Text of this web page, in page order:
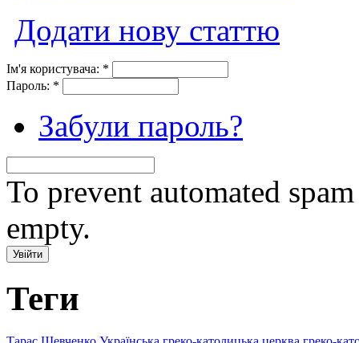
Додати нову статтю
Ім'я користувача: *
Пароль: *
Забули пароль?
To prevent automated
empty.
Теги